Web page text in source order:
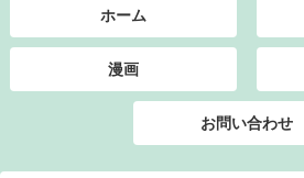
ホーム
漫画
お問い合わせ